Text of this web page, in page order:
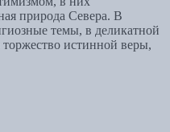
природа Севера. В
темы, в деликатной
истинной веры,